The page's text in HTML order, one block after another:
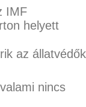
IMF
helyett
az állatvédők
nincs